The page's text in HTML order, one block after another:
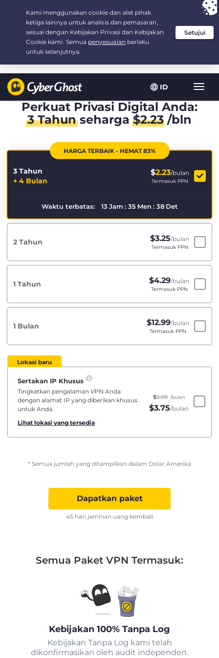
ID
Your choice:The Best Dealfor 3.3333333333333-years at $
/month
Perkuat Privasi Digital Anda:
3 Tahunseharga$2.23/bln
HARGA TERBAIK - HEMAT 83%
3 Tahun
+ 4 Bulan
$2.23/bulan
Termasuk PPN
Waktu terbatas: 13 Jam : 35 Men : 37 Det
2 Tahun $3.25/bulan
Termasuk PPN
1 Tahun $4.29/bulan
Termasuk PPN
1 Bulan $12.99/bulan
Termasuk PPN
Lokasi baru
Sertakan IP Khusus
Tingkatkan pengalaman VPN Anda
dengan alamat IP yang diberikan khusus
untuk Anda.
Lihat lokasi yang tersedia
$5.00 /bulan
$3.75/bulan
* Semua jumlah yang ditampilkan dalam Dolar Amerika
Dapatkan paket
45 hari jaminan uang kembali
Semua Paket VPN Termasuk:
Kebijakan 100% Tanpa Log
Kebijakan Tanpa Log kami telah
dikonfirmasikan oleh audit independen.